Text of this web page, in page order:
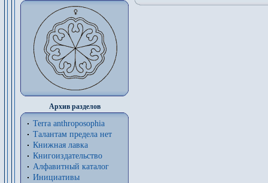
Архив разделов
Terra anthroposophia
Талантам предела нет
Книжная лавка
Книгоиздательство
Алфавитный каталог
Инициативы